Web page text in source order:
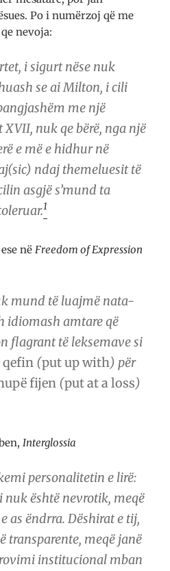
Po i numërzoj që me
nevoja:
i sigurt nëse nuk
se ai Milton, i cili
me një
nuk qe bërë, nga një
e më e hidhur në
ndaj themeluesit të
asgjë s’mund ta
1
në Freedom of Expression
mund të luajmë nata-
idiomash amtare që
flagrant të leksemave si
qefin (put up with) për
fijen (put at a loss)
Interglossia
personalitetin e lirë:
është nevrotik, meqë
as ëndrra. Dëshirat e tij,
transparente, meqë janë
institucional mban